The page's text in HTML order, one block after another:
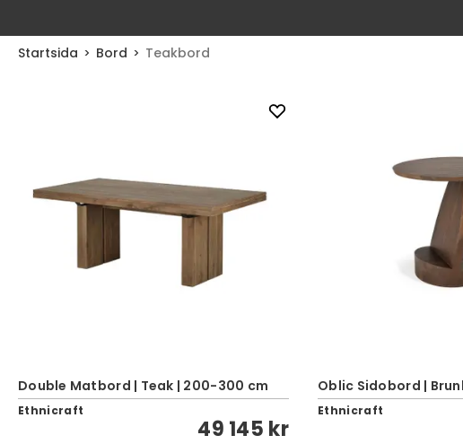
Startsida Bord Teakbord
Double Matbord | Teak | 200-300 cm
Ethnicraft
49 145 kr
Oblic Sidobord |
Ethnicraft